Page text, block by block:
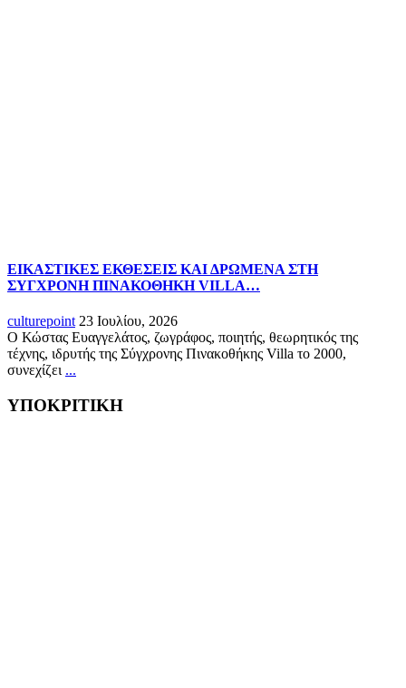
ΕΙΚΑΣΤΙΚΕΣ ΕΚΘΕΣΕΙΣ ΚΑΙ ΔΡΩΜΕΝΑ ΣΤΗ
ΣΥΓΧΡΟΝΗ ΠΙΝΑΚΟΘΗΚΗ VILLA…
culturepoint 23 Ιουλίου, 2026
Ο Κώστας Ευαγγελάτος, ζωγράφος, ποιητής, θεωρητικός της
τέχνης, ιδρυτής της Σύγχρονης Πινακοθήκης Villa το 2000,
συνεχίζει ...
ΥΠΟΚΡΙΤΙΚΗ